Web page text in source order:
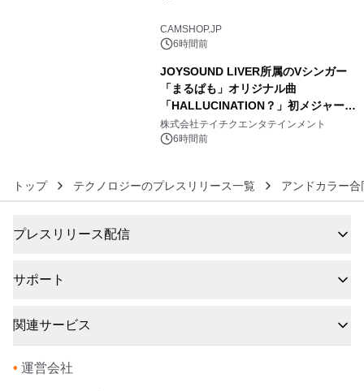
CAMSHOP.JP
6時間前
JOYSOUND LIVER所属のVシンガー
「まるぱも」オリジナル曲
「HALLUCINATION？」初メジャー配
信リリース決定！
株式会社テイチクエンタテインメント
6時間前
トップ テクノロジーのプレスリリース一覧 アンドカラー合
プレスリリース配信
サポート
関連サービス
• 運営会社